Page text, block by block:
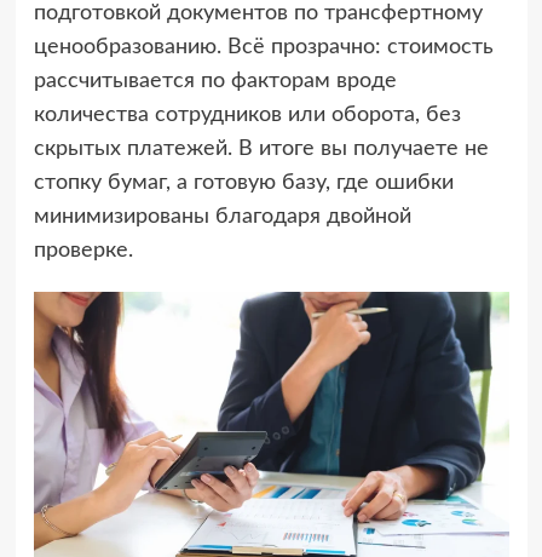
подготовкой документов по трансфертному
ценообразованию. Всё прозрачно: стоимость
рассчитывается по факторам вроде
количества сотрудников или оборота, без
скрытых платежей. В итоге вы получаете не
стопку бумаг, а готовую базу, где ошибки
минимизированы благодаря двойной
проверке.